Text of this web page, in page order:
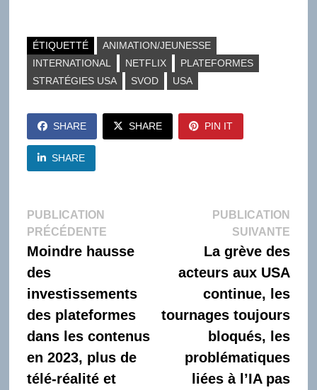
ÉTIQUETTÉ
ANIMATION/JEUNESSE
INTERNATIONAL
NETFLIX
PLATEFORMES
STRATÉGIES USA
SVOD USA
SHARE SHARE PIN IT
SHARE
Navigation
de
l’article
PUBLICATION
PRÉCÉDENTEPublication
précédente :
Moindre hausse
des
investissements
des plateformes
dans les contenus
en 2023, plus de
télé-réalité et
PUBLICATION
SUIVANTE
La grève des
acteurs aux USA
continue, les
tournages toujours
bloqués, les
problématiques
liées à l’IA pas